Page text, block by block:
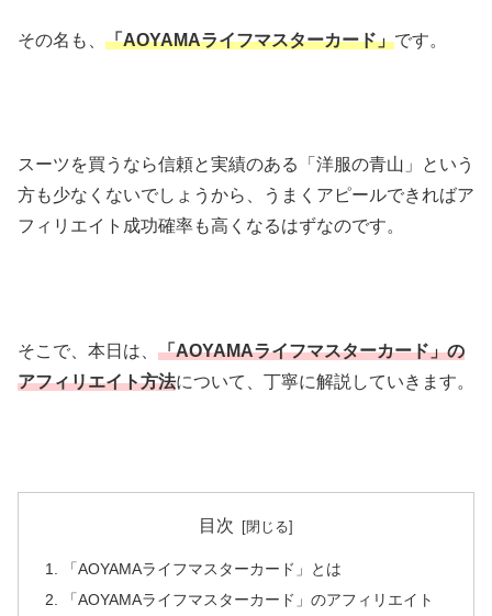
その名も、 「AOYAMAライフマスターカード」です。
スーツを買うなら信頼と実績のある「洋服の青山」という
方も少なくないでしょうから、うまくアピールできればア
フィリエイト成功確率も高くなるはずなのです。
そこで、本日は、 「AOYAMAライフマスターカード」の
アフィリエイト方法について、丁寧に解説していきます。
目次
「AOYAMAライフマスターカード」とは
「AOYAMAライフマスターカード」のアフィリエイト